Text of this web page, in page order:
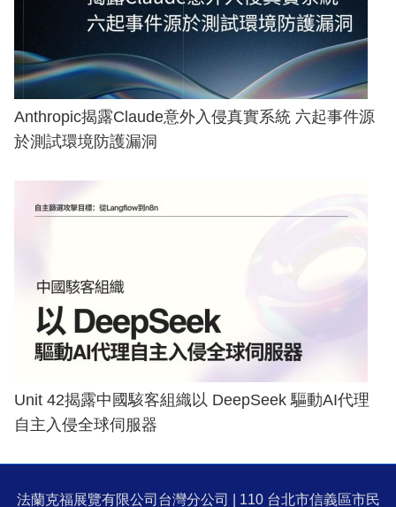
Anthropic揭露Claude意外入侵真實系統 六起事件源
於測試環境防護漏洞
Unit 42揭露中國駭客組織以 DeepSeek 驅動AI代理
自主入侵全球伺服器
法蘭克福展覽有限公司台灣分公司 | 110 台北市信義區市民